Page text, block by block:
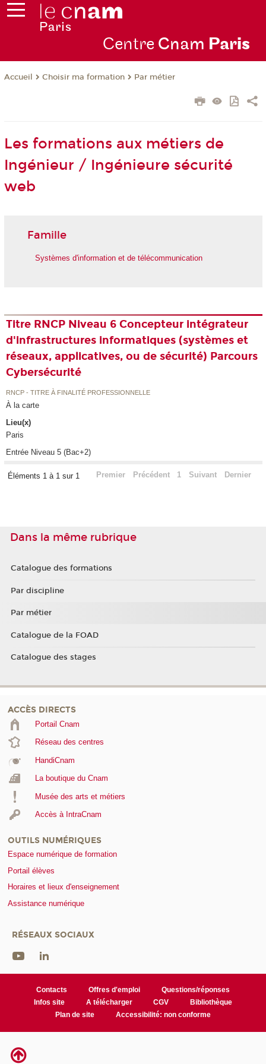
Centre Cnam Paris
Accueil Choisir ma formation Par métier
Les formations aux métiers de
Ingénieur / Ingénieure sécurité
web
Famille
Systèmes d'information et de télécommunication
Titre RNCP Niveau 6 Concepteur intégrateur
d'infrastructures informatiques (systèmes et
réseaux, applicatives, ou de sécurité) Parcours
Cybersécurité
RNCP - TITRE À FINALITÉ PROFESSIONNELLE
À la carte
Lieu(x)
Paris
Entrée Niveau 5 (Bac+2)
Éléments 1 à 1 sur 1 Premier Précédent 1 Suivant Dernier
Dans la même rubrique
Catalogue des formations
Par discipline
Par métier
Catalogue de la FOAD
Catalogue des stages
ACCÈS DIRECTS
Portail Cnam
Réseau des centres
HandiCnam
La boutique du Cnam
Musée des arts et métiers
Accès à IntraCnam
OUTILS NUMÉRIQUES
Espace numérique de formation
Portail élèves
Horaires et lieux d'enseignement
Assistance numérique
RÉSEAUX SOCIAUX
Contacts Offres d'emploi
Questions/réponses
Infos site
A télécharger CGV
Bibliothèque
Plan de site
Accessibilité: non conforme